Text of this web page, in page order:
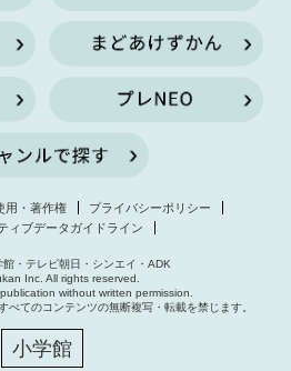
用・著作権
プライバシーポリシー
ィブデータガイドライン
・テレビ朝日・シンエイ・ADK
Inc. All rights reserved.
without written permission.
べてのコンテンツの無断複写・転載を禁じます。
小学館